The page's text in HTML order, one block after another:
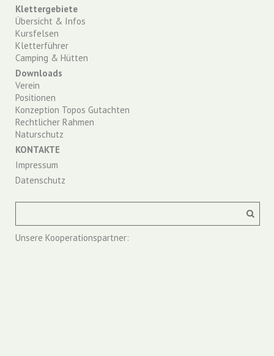
Klettergebiete
Übersicht & Infos
Kursfelsen
Kletterführer
Camping & Hütten
Downloads
Verein
Positionen
Konzeption Topos Gutachten
Rechtlicher Rahmen
Naturschutz
KONTAKTE
Impressum
Datenschutz
Unsere Kooperationspartner: